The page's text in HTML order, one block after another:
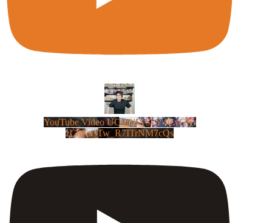
YouTube Video UCm5llXSLY4CyCX-
zC8XosTw_R7ITrNM7cQs